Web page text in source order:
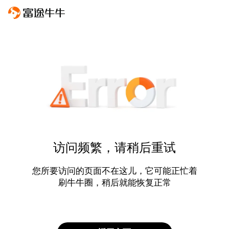
访问频繁，请稍后重试
您所要访问的页面不在这儿，它可能正忙着
刷牛牛圈，稍后就能恢复正常